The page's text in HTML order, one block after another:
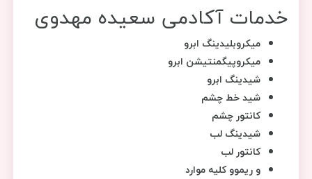
خدمات آکادمی سعیده مهدوی
میکروبلیدینگ ابرو
میکروپیگمنتیشن ابرو
شیدینگ ابرو
شید خط چشم
کانتور چشم
شیدینگ لب
کانتور لب
و ریموو کلیه موارد